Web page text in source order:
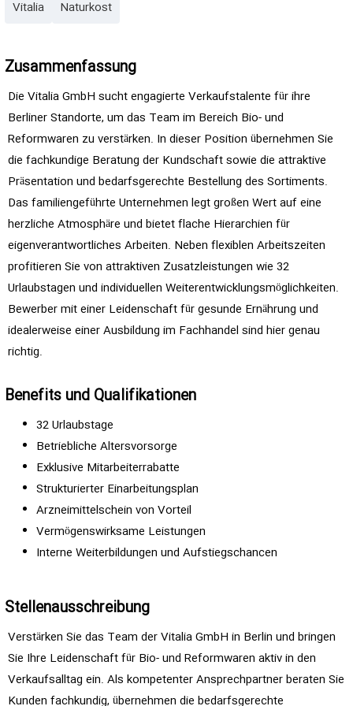
Vitalia Naturkost
Zusammenfassung
Die Vitalia GmbH sucht engagierte Verkaufstalente für ihre
Berliner Standorte, um das Team im Bereich Bio- und
Reformwaren zu verstärken. In dieser Position übernehmen Sie
die fachkundige Beratung der Kundschaft sowie die attraktive
Präsentation und bedarfsgerechte Bestellung des Sortiments.
Das familiengeführte Unternehmen legt großen Wert auf eine
herzliche Atmosphäre und bietet flache Hierarchien für
eigenverantwortliches Arbeiten. Neben flexiblen Arbeitszeiten
profitieren Sie von attraktiven Zusatzleistungen wie 32
Urlaubstagen und individuellen Weiterentwicklungsmöglichkeiten.
Bewerber mit einer Leidenschaft für gesunde Ernährung und
idealerweise einer Ausbildung im Fachhandel sind hier genau
richtig.
Benefits und Qualifikationen
32 Urlaubstage
Betriebliche Altersvorsorge
Exklusive Mitarbeiterrabatte
Strukturierter Einarbeitungsplan
Arzneimittelschein von Vorteil
Vermögenswirksame Leistungen
Interne Weiterbildungen und Aufstiegschancen
Stellenausschreibung
Verstärken Sie das Team der Vitalia GmbH in Berlin und bringen
Sie Ihre Leidenschaft für Bio- und Reformwaren aktiv in den
Verkaufsalltag ein. Als kompetenter Ansprechpartner beraten Sie
Kunden fachkundig, übernehmen die bedarfsgerechte